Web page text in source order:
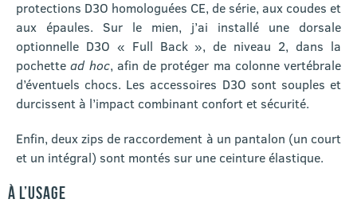
protections D3O homologuées CE, de série, aux coudes et
aux épaules. Sur le mien, j’ai installé une dorsale
optionnelle D3O « Full Back », de niveau 2, dans la
pochettead hoc, afin de protéger ma colonne vertébrale
d’éventuels chocs. Les accessoires D3O sont souples et
durcissent à l’impact combinant confort et sécurité.
Enfin, deux zips de raccordement à un pantalon (un court
et un intégral) sont montés sur une ceinture élastique.
À L’USAGE